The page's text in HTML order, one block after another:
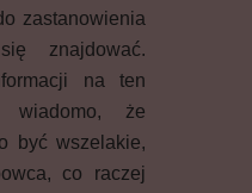
zastanowienia
znajdować.
na ten
że
być wszelakie,
co raczej